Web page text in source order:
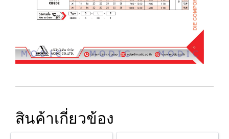
สินค้าเกี่ยวข้อง